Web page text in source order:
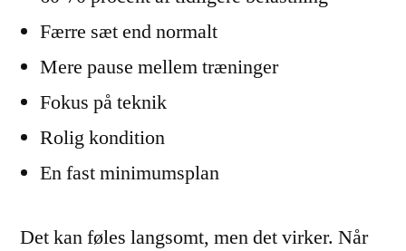
Færre sæt end normalt
Mere pause mellem træninger
Fokus på teknik
Rolig kondition
En fast minimumsplan
Det kan føles langsomt, men det virker. Når